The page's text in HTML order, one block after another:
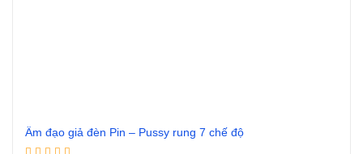
Âm đạo giả đèn Pin – Pussy rung 7 chế độ